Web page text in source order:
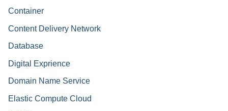
Container
Content Delivery Network
Database
Digital Exprience
Domain Name Service
Elastic Compute Cloud